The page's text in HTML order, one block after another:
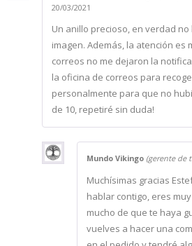
20/03/2021
Un anillo precioso, en verdad
imagen. Además, la atención es
correos no me dejaron la
la oficina de correos para
personalmente para que no
de 10, repetiré sin duda!
Mundo Vikingo (gerente de
Muchísimas gracias
hablar contigo, eres
mucho de que te haya
vuelves a hacer una